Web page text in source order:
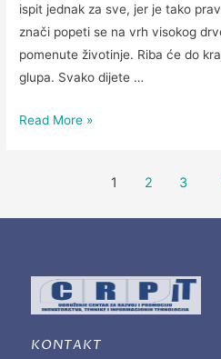
ispit jednak za sve, jer je tako
znači popeti se na vrh visokog
pomenute životinje. Riba će do
glupa. Svako dijete …
Read More »
1 2 3
KONTAKT